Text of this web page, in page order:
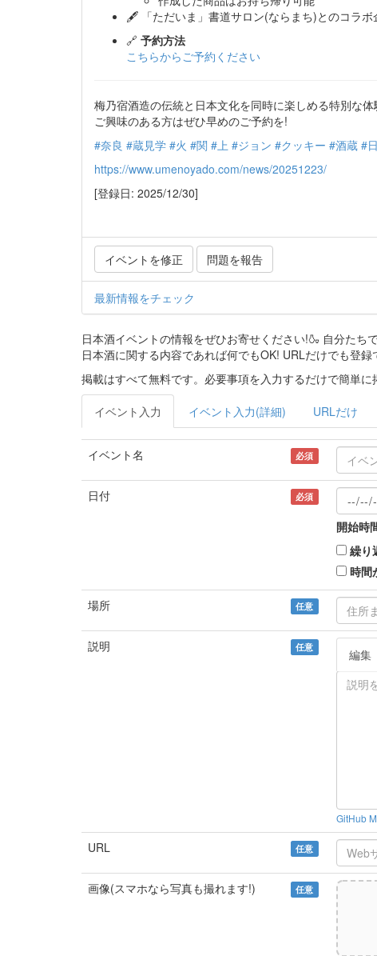
🖋️ 「ただいま」書道サロン(ならまち)とのコラ
🔗 予約方法
こちらからご予約ください
梅乃宿酒造の伝統と日本文化を同時に楽しめる特別な体
ご興味のある方はぜひ早めのご予約を!
#奈良 #蔵見学 #火 #関 #上 #ジョン #クッキー #酒蔵 #
https://www.umenoyado.com/news/20251223/
[登録日: 2025/12/30]
イベントを修正 問題を報告
最新情報をチェック
日本酒イベントの情報をぜひお寄せください!🍶 自分たち
日本酒に関する内容であれば何でもOK! URLだけでも登
掲載はすべて無料です。必要事項を入力するだけで簡単
イベント入力 イベント入力(詳細) URLだけ
イベント名 必須
日付 必須
開始時
繰り
時間
場所 任意
説明 任意 編集
GitHub
URL 任意
画像(スマホなら写真も撮れます!) 任意